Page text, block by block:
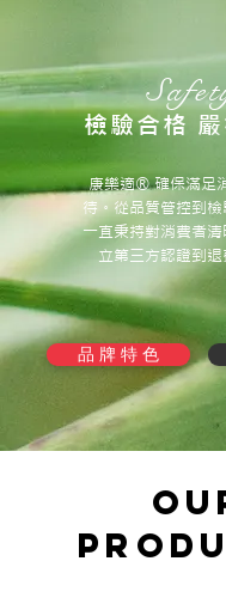
檢驗合格
康樂適® 確保滿足
待。從品質管控到檢
一直秉持對消費者
立第三方認證到退
品 牌 特 色